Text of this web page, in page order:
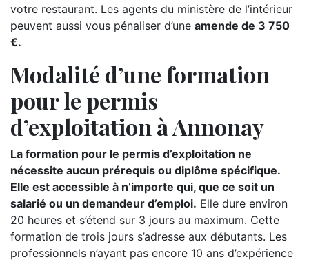
votre restaurant. Les agents du ministère de l’intérieur
peuvent aussi vous pénaliser d’une amende de 3 750
€.
Modalité d’une formation
pour le permis
d’exploitation à Annonay
La formation pour le permis d’exploitation ne
nécessite aucun prérequis ou diplôme spécifique.
Elle est accessible à n’importe qui, que ce soit un
salarié ou un demandeur d’emploi. Elle dure environ
20 heures et s’étend sur 3 jours au maximum. Cette
formation de trois jours s’adresse aux débutants. Les
professionnels n’ayant pas encore 10 ans d’expérience